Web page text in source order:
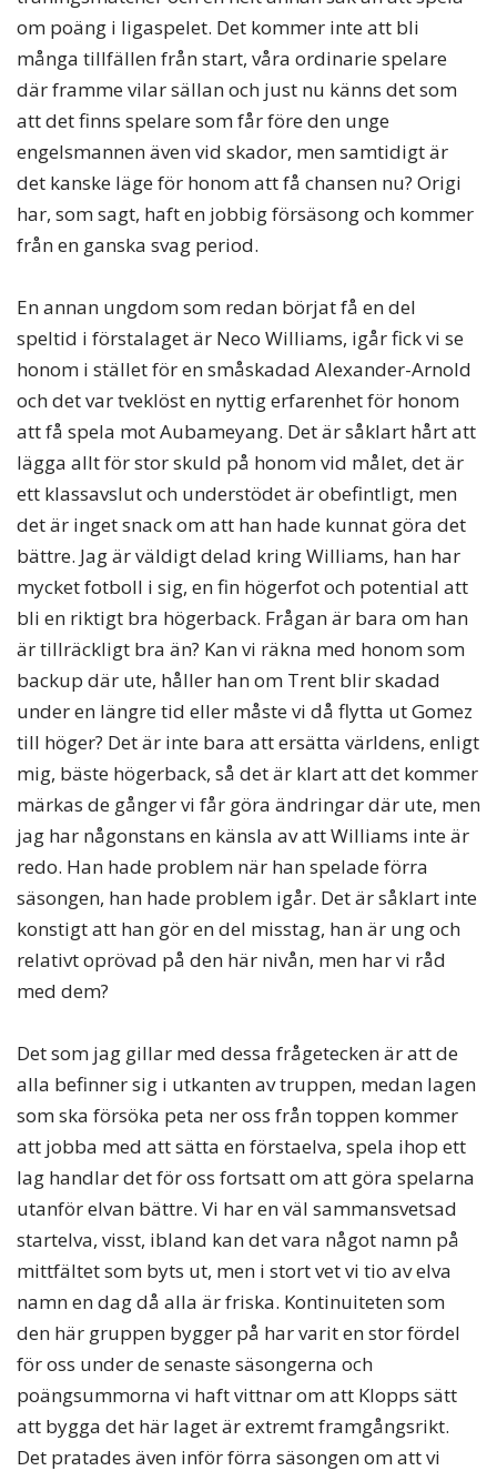
om poäng i ligaspelet. Det kommer inte att bli
många tillfällen från start, våra ordinarie spelare
där framme vilar sällan och just nu känns det som
att det finns spelare som får före den unge
engelsmannen även vid skador, men samtidigt är
det kanske läge för honom att få chansen nu? Origi
har, som sagt, haft en jobbig försäsong och kommer
från en ganska svag period.
En annan ungdom som redan börjat få en del
speltid i förstalaget är Neco Williams, igår fick vi se
honom i stället för en småskadad Alexander-Arnold
och det var tveklöst en nyttig erfarenhet för honom
att få spela mot Aubameyang. Det är såklart hårt att
lägga allt för stor skuld på honom vid målet, det är
ett klassavslut och understödet är obefintligt, men
det är inget snack om att han hade kunnat göra det
bättre. Jag är väldigt delad kring Williams, han har
mycket fotboll i sig, en fin högerfot och potential att
bli en riktigt bra högerback. Frågan är bara om han
är tillräckligt bra än? Kan vi räkna med honom som
backup där ute, håller han om Trent blir skadad
under en längre tid eller måste vi då flytta ut Gomez
till höger? Det är inte bara att ersätta världens, enligt
mig, bäste högerback, så det är klart att det kommer
märkas de gånger vi får göra ändringar där ute, men
jag har någonstans en känsla av att Williams inte är
redo. Han hade problem när han spelade förra
säsongen, han hade problem igår. Det är såklart inte
konstigt att han gör en del misstag, han är ung och
relativt oprövad på den här nivån, men har vi råd
med dem?
Det som jag gillar med dessa frågetecken är att de
alla befinner sig i utkanten av truppen, medan lagen
som ska försöka peta ner oss från toppen kommer
att jobba med att sätta en förstaelva, spela ihop ett
lag handlar det för oss fortsatt om att göra spelarna
utanför elvan bättre. Vi har en väl sammansvetsad
startelva, visst, ibland kan det vara något namn på
mittfältet som byts ut, men i stort vet vi tio av elva
namn en dag då alla är friska. Kontinuiteten som
den här gruppen bygger på har varit en stor fördel
för oss under de senaste säsongerna och
poängsummorna vi haft vittnar om att Klopps sätt
att bygga det här laget är extremt framgångsrikt.
Det pratades även inför förra säsongen om att vi